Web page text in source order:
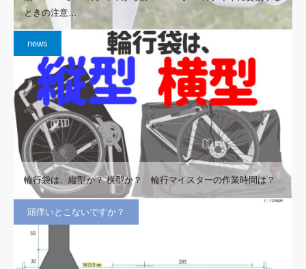
ときの注意…
news
輪行袋は、縦型か？ 横型か？ 輪行マイスターの作業時間は？
頭痒いとこないですか？